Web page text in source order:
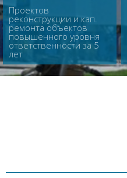
Проектов
реконструкции и кап.
ремонта объектов
повышенного уровня
ответственности за 5
лет